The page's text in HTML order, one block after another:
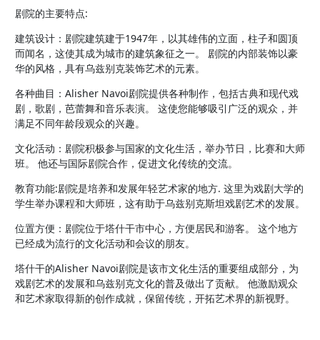
剧院的主要特点:
建筑设计：剧院建筑建于1947年，以其雄伟的立面，柱子和圆顶
而闻名，这使其成为城市的建筑象征之一。 剧院的内部装饰以豪
华的风格，具有乌兹别克装饰艺术的元素。
各种曲目：Alisher Navoi剧院提供各种制作，包括古典和现代戏
剧，歌剧，芭蕾舞和音乐表演。 这使您能够吸引广泛的观众，并
满足不同年龄段观众的兴趣。
文化活动：剧院积极参与国家的文化生活，举办节日，比赛和大师
班。 他还与国际剧院合作，促进文化传统的交流。
教育功能:剧院是培养和发展年轻艺术家的地方. 这里为戏剧大学的
学生举办课程和大师班，这有助于乌兹别克斯坦戏剧艺术的发展。
位置方便：剧院位于塔什干市中心，方便居民和游客。 这个地方
已经成为流行的文化活动和会议的朋友。
塔什干的Alisher Navoi剧院是该市文化生活的重要组成部分，为
戏剧艺术的发展和乌兹别克文化的普及做出了贡献。 他激励观众
和艺术家取得新的创作成就，保留传统，开拓艺术界的新视野。